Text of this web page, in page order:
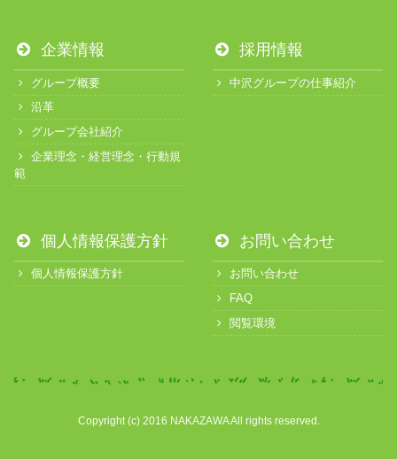
企業情報
グループ概要
沿革
グループ会社紹介
企業理念・経営理念・行動規
範
採用情報
中沢グループの仕事紹介
個人情報保護方針
個人情報保護方針
お問い合わせ
お問い合わせ
FAQ
閲覧環境
Copyright (c) 2016 NAKAZAWA All rights reserved.